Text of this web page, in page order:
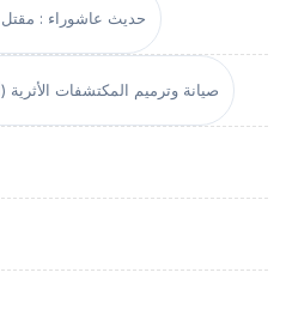
حديث عاشوراء : مقتل
صيانة وترميم المكتشفات الأثرية